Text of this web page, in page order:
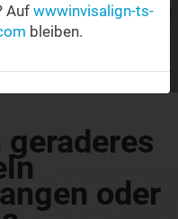
oder
Auf wwwinvisalign-ts-
bleiben.